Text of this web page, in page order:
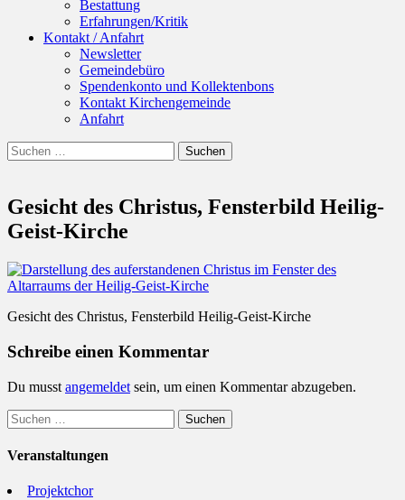
Bestattung
Erfahrungen/Kritik
Kontakt / Anfahrt
Newsletter
Gemeindebüro
Spendenkonto und Kollektenbons
Kontakt Kirchengemeinde
Anfahrt
Suchen
Suchen
nach:
Gesicht des Christus, Fensterbild Heilig-
Geist-Kirche
Gesicht des Christus, Fensterbild Heilig-Geist-Kirche
Schreibe einen Kommentar
Du musst angemeldet sein, um einen Kommentar abzugeben.
Suchen
nach:
Veranstaltungen
Projektchor